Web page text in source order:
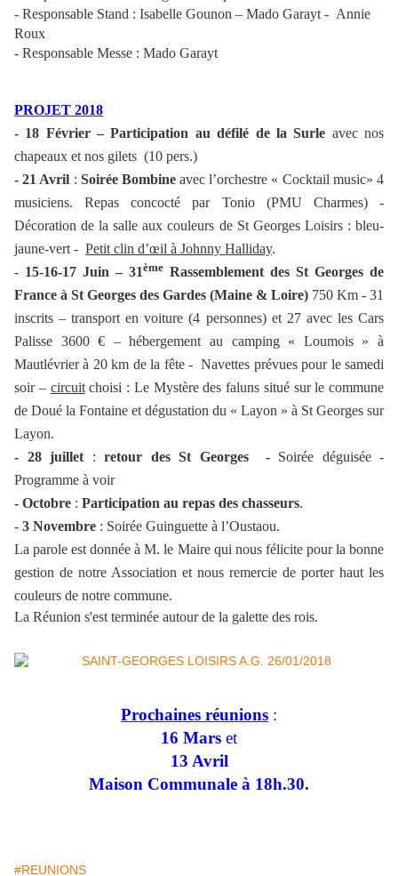
- Responsable Stand : Isabelle Gounon – Mado Garayt - Annie
Roux
- Responsable Messe : Mado Garayt
PROJET 2018
- 18 Février – Participation au défilé de la Surle avec nos
chapeaux et nos gilets (10 pers.)
- 21 Avril : Soirée Bombineavec l’orchestre « Cocktail music» 4
musiciens. Repas concocté par Tonio (PMU Charmes) -
Décoration de la salle aux couleurs de St Georges Loisirs : bleu-
jaune-vert - Petit clin d’œil à Johnny Halliday.
- 15-16-17 Juin – 31ème Rassemblement des St Georges de
France à St Georges des Gardes (Maine & Loire) 750 Km - 31
inscrits – transport en voiture (4 personnes) et 27 avec les Cars
Palisse 3600 € – hébergement au camping « Loumois » à
Mautlévrier à 20 km de la fête - Navettes prévues pour le samedi
soir – circuitchoisi : Le Mystère des faluns situé sur le commune
de Doué la Fontaine et dégustation du « Layon » à St Georges sur
Layon.
- 28 juillet : retour des St Georges - Soirée déguisée -
Programme à voir
- Octobre : Participation au repas des chasseurs.
- 3 Novembre : Soirée Guinguette à l’Oustaou.
La parole est donnée à M. le Maire qui nous félicite pour la bonne
gestion de notre Association et nous remercie de porter haut les
couleurs de notre commune.
La Réunion s'est terminée autour de la galette des rois.
Prochaines réunions :
16 Mars et
13 Avril
Maison Communale à 18h.30.
#REUNIONS